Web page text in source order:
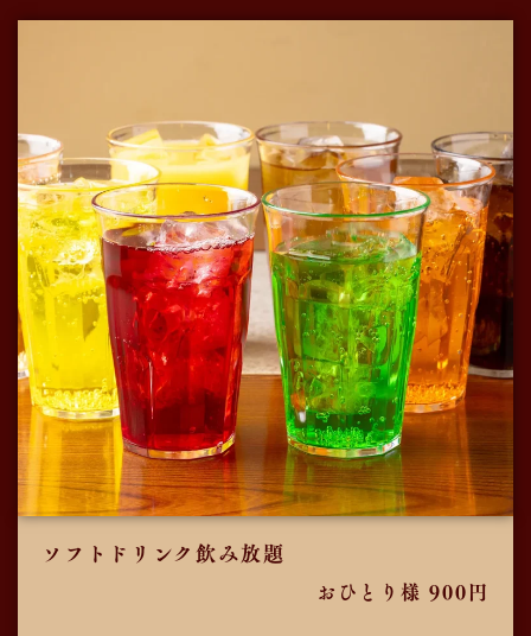
ソフトドリンク飲み放題
おひとり様 900円